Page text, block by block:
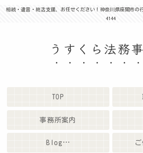
相続・遺言・終活支援、お任せください！神奈川県座間市の
4144
うすくら法務
TOP
事務所案内
Blog…